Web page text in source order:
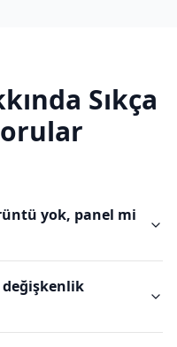
Sıkça
yok, panel mi
değişkenlik